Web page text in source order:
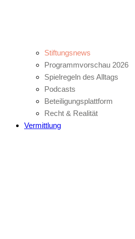
Stiftungsnews
Programmvorschau 2026
Spielregeln des Alltags
Podcasts
Beteiligungsplattform
Recht & Realität
Vermittlung